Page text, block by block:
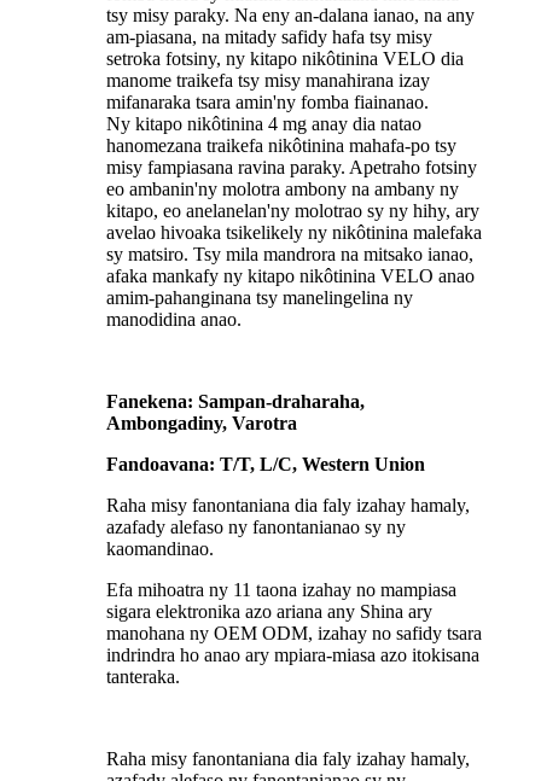
tsy misy paraky. Na eny an-dalana ianao, na any
am-piasana, na mitady safidy hafa tsy misy
setroka fotsiny, ny kitapo nikôtinina VELO dia
manome traikefa tsy misy manahirana izay
mifanaraka tsara amin'ny fomba fiainanao.
Ny kitapo nikôtinina 4 mg anay dia natao
hanomezana traikefa nikôtinina mahafa-po tsy
misy fampiasana ravina paraky. Apetraho fotsiny
eo ambanin'ny molotra ambony na ambany ny
kitapo, eo anelanelan'ny molotrao sy ny hihy, ary
avelao hivoaka tsikelikely ny nikôtinina malefaka
sy matsiro. Tsy mila mandrora na mitsako ianao,
afaka mankafy ny kitapo nikôtinina VELO anao
amim-pahanginana tsy manelingelina ny
manodidina anao.
Fanekena: Sampan-draharaha,
Ambongadiny, Varotra
Fandoavana: T/T, L/C, Western Union
Raha misy fanontaniana dia faly izahay hamaly,
azafady alefaso ny fanontanianao sy ny
kaomandinao.
Efa mihoatra ny 11 taona izahay no mampiasa
sigara elektronika azo ariana any Shina ary
manohana ny OEM ODM, izahay no safidy tsara
indrindra ho anao ary mpiara-miasa azo itokisana
tanteraka.
Raha misy fanontaniana dia faly izahay hamaly,